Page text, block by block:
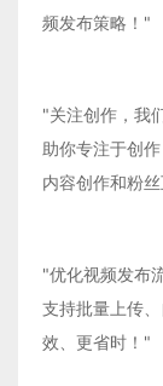
频发布策略！"
"关注创作，我
助你专注于创
内容创作和粉
"优化视频发布
支持批量上传
效、更省时！"